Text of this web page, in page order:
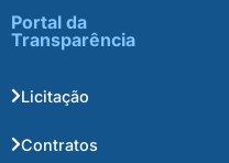
Portal da
Transparência
Licitação
Contratos